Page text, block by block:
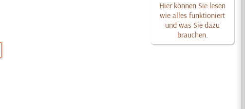
Hier können Sie lesen
wie alles funktioniert
und was Sie dazu
brauchen.